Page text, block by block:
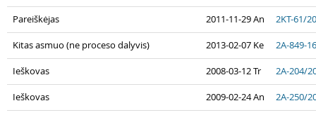
Pareiškėjas 2011-11-29 An 2KT-61/
Kitas asmuo (ne proceso dalyvis) 2013-02-07 Ke 2A-849-
Ieškovas 2008-03-12 Tr 2A-204/
Ieškovas 2009-02-24 An 2A-250/